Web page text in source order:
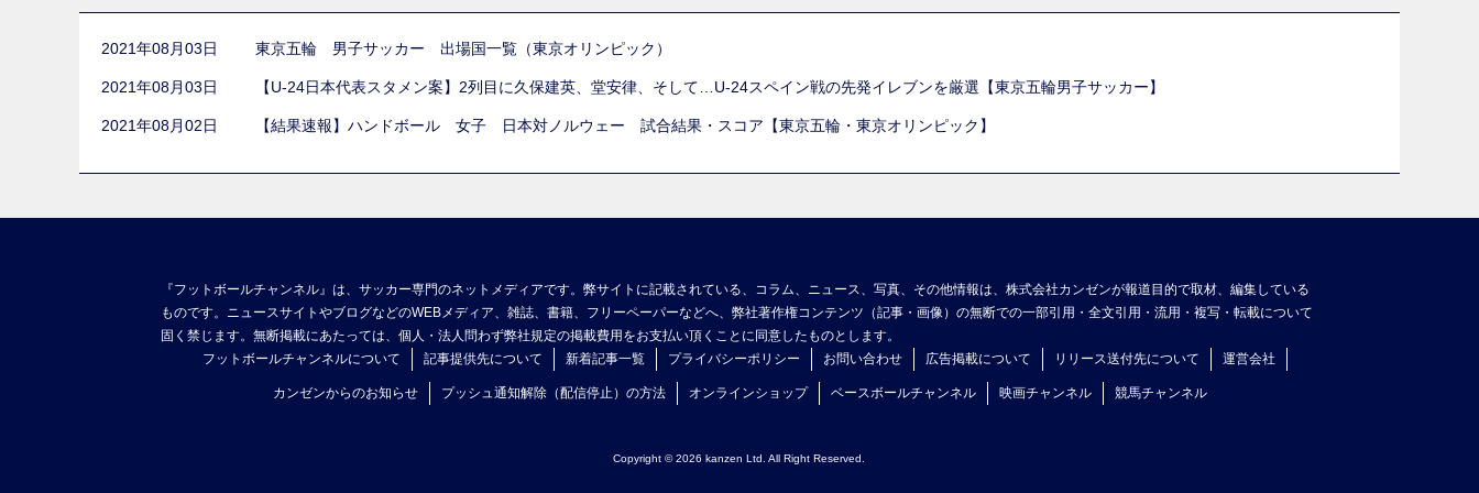
2021年08月03日 東京五輪 男子サッカー 出場国一覧（東京オリンピック）
2021年08月03日 【U-24日本代表スタメン案】2列目に久保建英、堂安律、そして…U-24スペイン戦の先発イレブンを厳選【東京五輪男子サッカー】
2021年08月02日 【結果速報】ハンドボール 女子 日本対ノルウェー 試合結果・スコア【東京五輪・東京オリンピック】
『フットボールチャンネル』は、サッカー専門のネットメディアです。弊サイトに記載されている、コラム、ニュース、写真、その他情報は、株式会社カンゼンが報道目的で取材、編集している
ものです。ニュースサイトやブログなどのWEBメディア、雑誌、書籍、フリーペーパーなどへ、弊社著作権コンテンツ（記事・画像）の無断での一部引用・全文引用・流用・複写・転載について
固く禁じます。無断掲載にあたっては、個人・法人問わず弊社規定の掲載費用をお支払い頂くことに同意したものとします。
フットボールチャンネルについて
記事提供先について 新着記事一覧 プライバシーポリシー お問い合わせ 広告掲載について リリース送付先について 運営会社
カンゼンからのお知らせ プッシュ通知解除（配信停止）の方法 オンラインショップ ベースボールチャンネル 映画チャンネル 競馬チャンネル
Copyright © 2026 kanzen Ltd. All Right Reserved.